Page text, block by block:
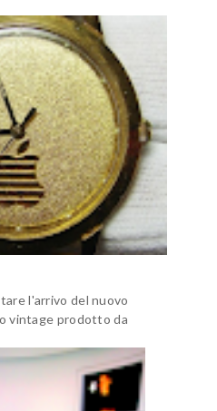
l'arrivo del nuovo
vintage prodotto da